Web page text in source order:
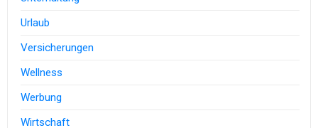
Urlaub
Versicherungen
Wellness
Werbung
Wirtschaft